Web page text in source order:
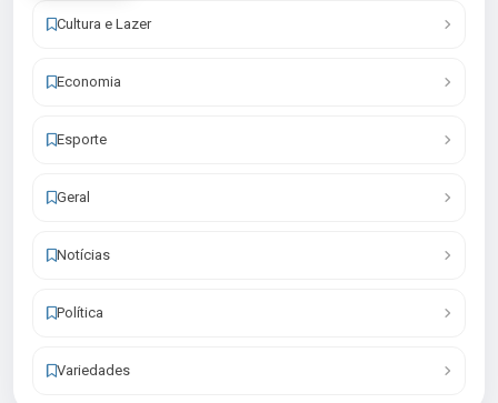
Cultura e Lazer
Economia
Esporte
Geral
Notícias
Política
Variedades